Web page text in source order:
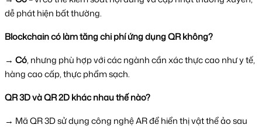
dễ phát hiện bất thường.
Blockchain có làm tăng chi phí ứng dụng QR không?
→ Có, nhưng phù hợp với các ngành cần xác thực cao như y tế,
hàng cao cấp, thực phẩm sạch.
QR 3D và QR 2D khác nhau thế nào?
→ Mã QR 3D sử dụng công nghệ AR để hiển thị vật thể ảo sau